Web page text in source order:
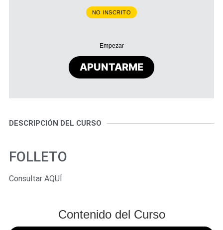
NO INSCRITO
Empezar
APUNTARME
DESCRIPCIÓN DEL CURSO
FOLLETO
ConsultarAQUÍ
Contenido del Curso